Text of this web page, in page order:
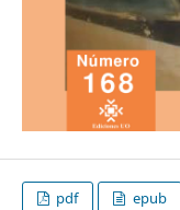
pdf epub